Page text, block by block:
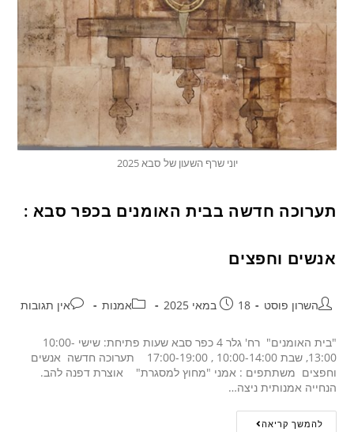
יוני שרף השעון של סבא 2025
תערוכה חדשה בבית האומנים בכפר סבא :
אנשים וחפצים
השרון פוסט 18 במאי 2025 אמנות אין תגובות
"בית האומנים" רח' גלר 4 כפר סבא שעות פתיחת: שישי 10:00-
13:00, שבת 10:00-14:00 , 17:00-19:00 תערוכה חדשה אנשים
וחפצים משתתפים : אמני "מחוץ למסגרת" אוצרת דפנה להב.
הנחייה אמנותית ניצה…
להמשך קריאה